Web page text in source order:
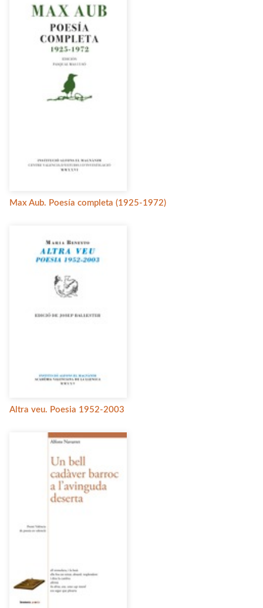
Max Aub. Poesía completa (1925-1972)
Altra veu. Poesia 1952-2003